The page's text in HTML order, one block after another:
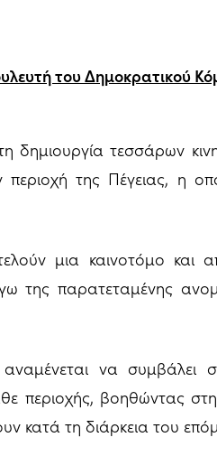
του Δημοκρατικού
τη δημιουργία τεσσάρων
της Πέγειας, η
μια καινοτόμο και
της παρατεταμένης
να συμβάλει
περιοχής, βοηθώντας
κατά τη διάρκεια του